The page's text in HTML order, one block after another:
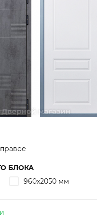
правое
БЛОКА
960х2050 мм